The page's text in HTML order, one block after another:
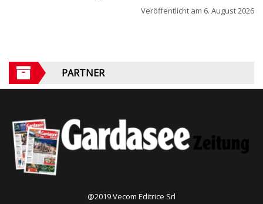
Veröffentlicht am 6. August 2026
PARTNER
@2019 Vecom Editrice Srl